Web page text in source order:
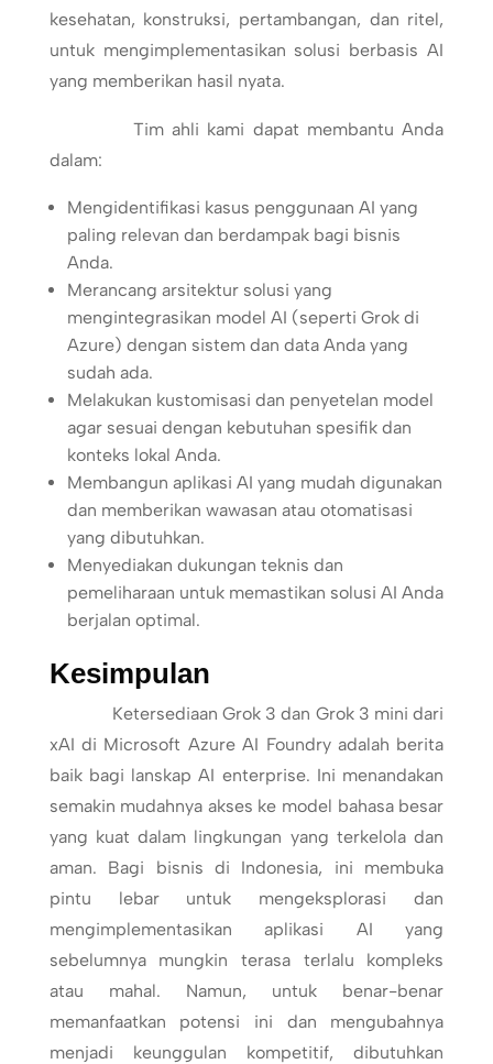
kesehatan, konstruksi, pertambangan, dan ritel,
untuk mengimplementasikan solusi berbasis AI
yang memberikan hasil nyata.
Tim ahli kami dapat membantu Anda
dalam:
Mengidentifikasi kasus penggunaan AI yang
paling relevan dan berdampak bagi bisnis
Anda.
Merancang arsitektur solusi yang
mengintegrasikan model AI (seperti Grok di
Azure) dengan sistem dan data Anda yang
sudah ada.
Melakukan kustomisasi dan penyetelan model
agar sesuai dengan kebutuhan spesifik dan
konteks lokal Anda.
Membangun aplikasi AI yang mudah digunakan
dan memberikan wawasan atau otomatisasi
yang dibutuhkan.
Menyediakan dukungan teknis dan
pemeliharaan untuk memastikan solusi AI Anda
berjalan optimal.
Kesimpulan
Ketersediaan Grok 3 dan Grok 3 mini dari
xAI di Microsoft Azure AI Foundry adalah berita
baik bagi lanskap AI enterprise. Ini menandakan
semakin mudahnya akses ke model bahasa besar
yang kuat dalam lingkungan yang terkelola dan
aman. Bagi bisnis di Indonesia, ini membuka
pintu lebar untuk mengeksplorasi dan
mengimplementasikan aplikasi AI yang
sebelumnya mungkin terasa terlalu kompleks
atau mahal. Namun, untuk benar-benar
memanfaatkan potensi ini dan mengubahnya
menjadi keunggulan kompetitif, dibutuhkan